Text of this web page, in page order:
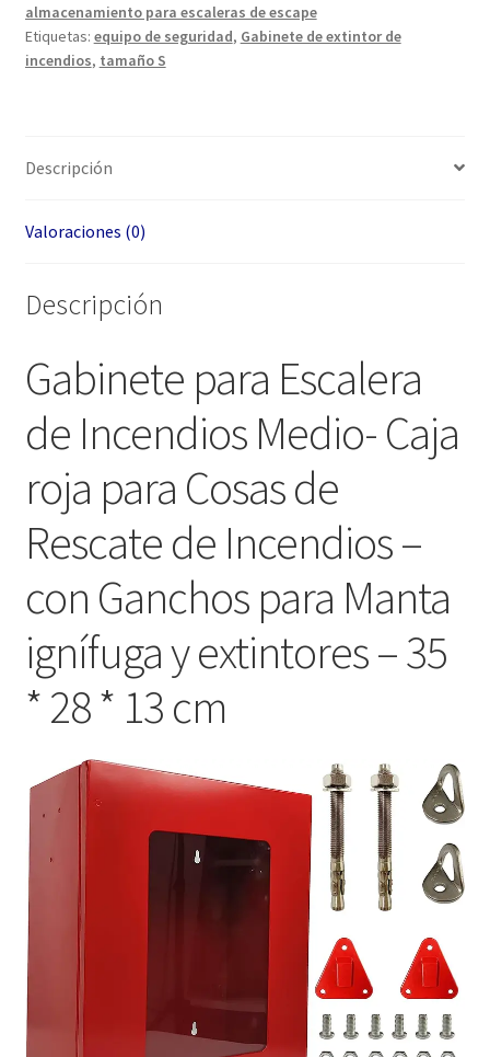
Medio
|
Desfibrilador
almacenamiento para escaleras de escape
Etiquetas: equipo de seguridad, Gabinete de extintor de
incendios, tamaño S
Descripción
Valoraciones (0)
Descripción
Gabinete para Escalera
de Incendios Medio- Caja
roja para Cosas de
Rescate de Incendios –
con Ganchos para Manta
ignífuga y extintores – 35
* 28 * 13 cm